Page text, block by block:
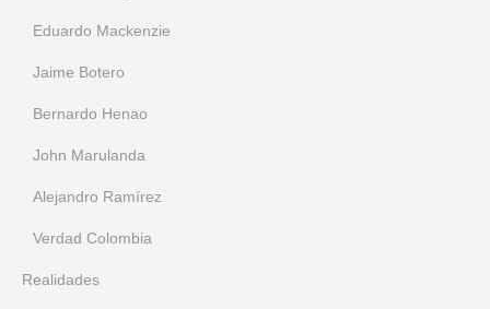
Eduardo Mackenzie
Jaime Botero
Bernardo Henao
John Marulanda
Alejandro Ramírez
Verdad Colombia
Realidades